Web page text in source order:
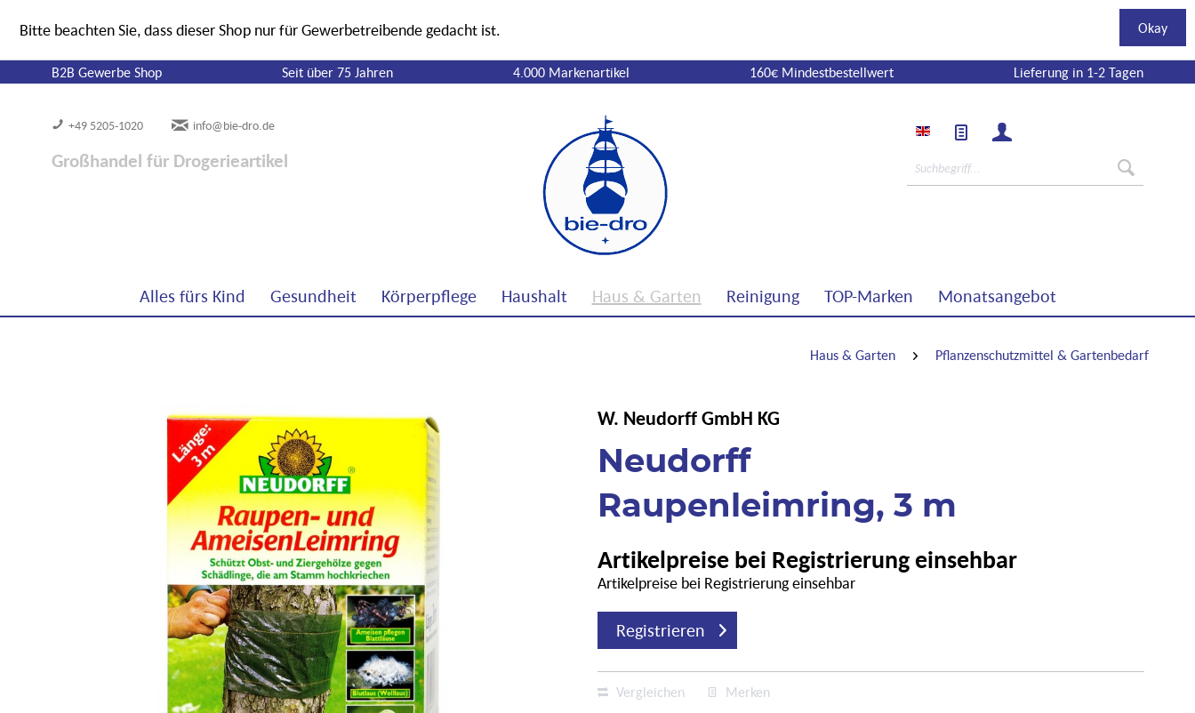
B2B Gewerbe Shop Seit über 75 Jahren 4.000 Markenartikel 160€ Mindestbestellwert Lieferung in 1-2 Tagen
+49 5205-1020 info@bie-dro.de
Großhandel für Drogerieartikel
Alles fürs Kind Gesundheit Körperpflege Haushalt Haus & Garten Reinigung TOP-Marken Monatsangebot
Haus & Garten Pflanzenschutzmittel & Gartenbedarf
W. Neudorff GmbH KG
Neudorff
Raupenleimring, 3 m
Artikelpreise bei Registrierung einsehbar
Artikelpreise bei Registrierung einsehbar
Registrieren
Vergleichen Merken
Bitte beachten Sie, dass dieser Shop nur für Gewerbetreibende gedacht ist. Okay